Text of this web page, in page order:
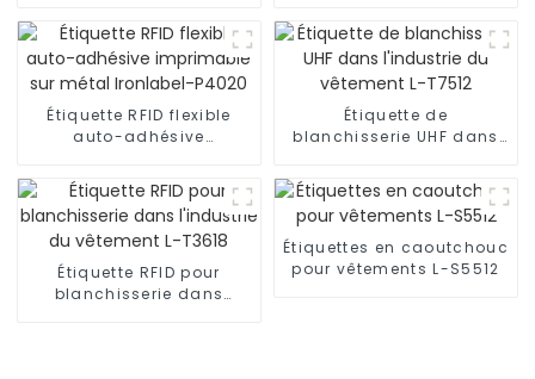
Ironlabel-P6025
Étiquette RFID flexible
auto-adhésive
Ironlabel-P4020
Étiquette de
blanchisserie UHF dans
Étiquette RFID pour
blanchisserie dans
Étiquettes en caoutchouc
pour vêtements L-S5512